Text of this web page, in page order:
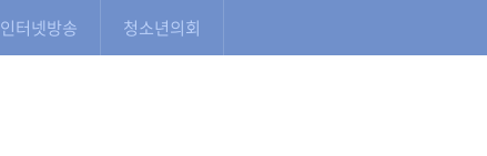
인터넷방송 청소년의회